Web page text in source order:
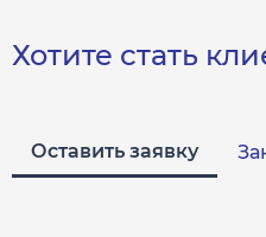
Хотите стать
Оставить заявку